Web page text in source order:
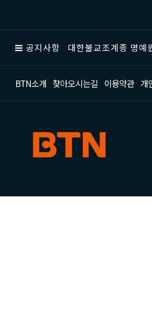
공지사항 대한불교조계종 명
BTN소개 찾아오시는길 이용약관 개